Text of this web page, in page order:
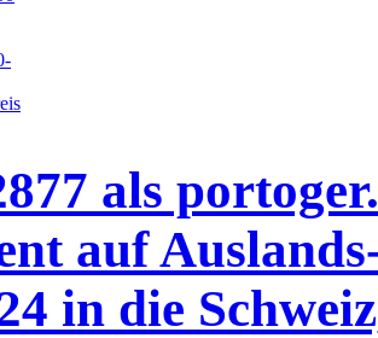
als
auf
in die